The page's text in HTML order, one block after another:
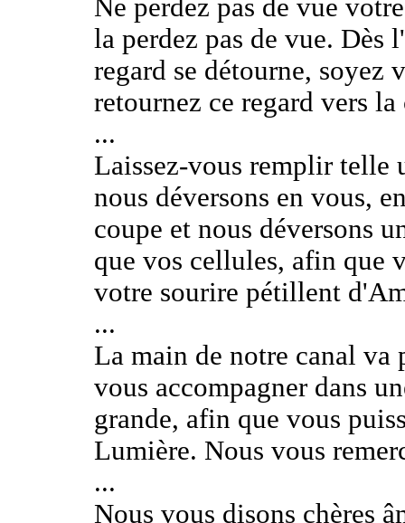
Ne perdez pas de vue
la perdez pas de vue. Dès
regard se détourne, soyez
retournez ce regard vers
...
Laissez-vous remplir telle
nous déversons en vous,
coupe et nous déversons
que vos cellules, afin que
votre sourire pétillent
...
La main de notre canal va
vous accompagner dans
grande, afin que vous
Lumière. Nous vous
...
Nous vous disons chères